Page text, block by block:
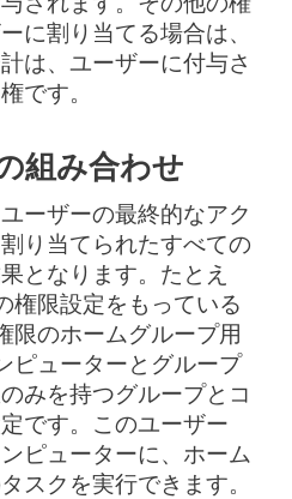
に割り当てる場合は、
は、ユーザーに付与さ
です。
組み合わせ
ーザーの最終的なアク
り当てられたすべての
となります。たとえ
権限設定をもっている
限のホームグループ用
ピューターとグループ
みを持つグループとコ
です。このユーザー
ピューターに、ホーム
スクを実行できます。